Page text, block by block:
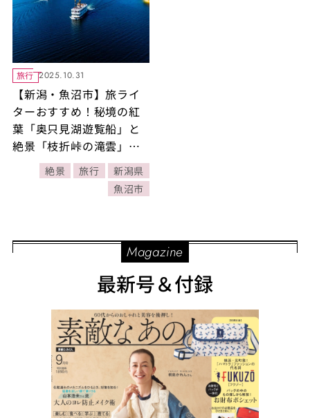
旅行 2025.10.31
【新潟・魚沼市】旅ライ
ターおすすめ！秘境の紅
葉「奥只見湖遊覧船」と
絶景「枝折峠の滝雲」鑑
賞＆絶品グルメレポ（前
絶景 旅行
新潟県
魚沼市
Magazine
最新号＆付録